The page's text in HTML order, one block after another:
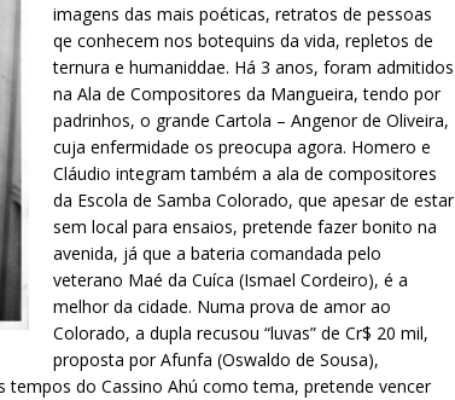
imagens das mais poéticas, retratos de pessoas
qe conhecem nos botequins da vida, repletos de
ternura e humaniddae. Há 3 anos, foram admitidos
na Ala de Compositores da Mangueira, tendo por
padrinhos, o grande Cartola – Angenor de Oliveira,
cuja enfermidade os preocupa agora. Homero e
Cláudio integram também a ala de compositores
da Escola de Samba Colorado, que apesar de estar
sem local para ensaios, pretende fazer bonito na
avenida, já que a bateria comandada pelo
veterano Maé da Cuíca (Ismael Cordeiro), é a
melhor da cidade. Numa prova de amor ao
Colorado, a dupla recusou “luvas” de Cr$ 20 mil,
proposta por Afunfa (Oswaldo de Sousa),
tempos do Cassino Ahú como tema, pretende vencer